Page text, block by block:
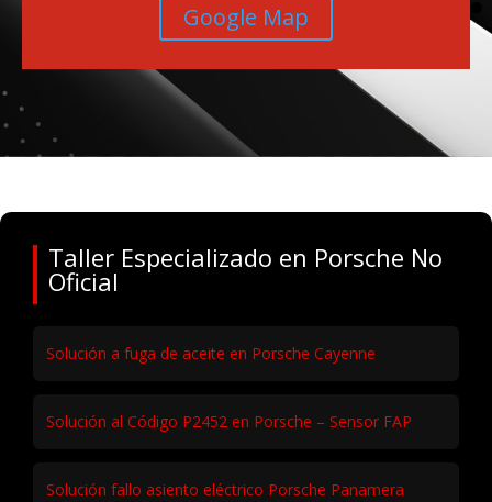
Google Map
Taller Especializado en Porsche No
Oficial
Solución a fuga de aceite en Porsche Cayenne
Solución al Código P2452 en Porsche – Sensor FAP
Solución fallo asiento eléctrico Porsche Panamera